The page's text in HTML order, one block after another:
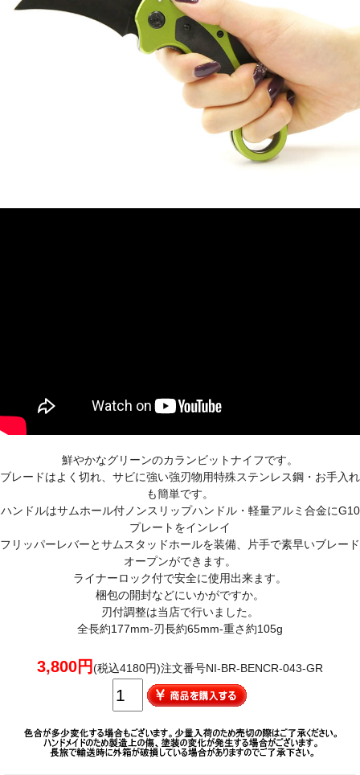
鮮やかなグリーンのカランビットナイフです。
ブレードはよく切れ、サビに強い強刃物用特殊ステンレス鋼・お手入れ
も簡単です。
ハンドルはサムホール付ノンスリップハンドル・軽量アルミ合金にG10
プレートをインレイ
フリッパーレバーとサムスタッドホールを装備、片手で素早いブレード
オープンができます。
ライナーロック付で安全に使用出来ます。
梱包の開封などにいかがですか。
刃付調整は当店で行いました。
全長約177mm-刃長約65mm-重さ約105g
3,800円(税込4180円)注文番号NI-BR-BENCR-043-GR